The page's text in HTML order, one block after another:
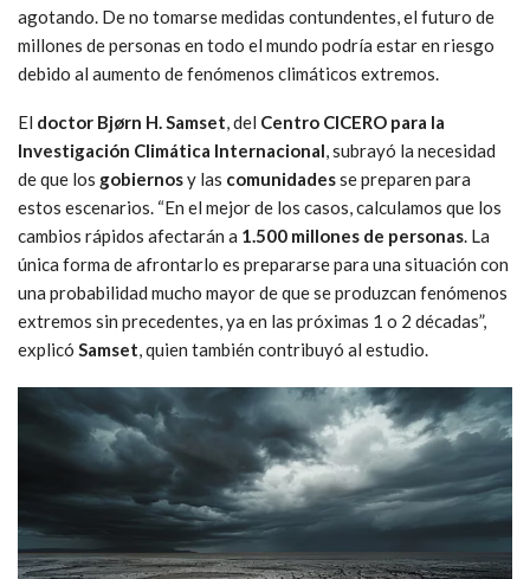
agotando. De no tomarse medidas contundentes, el futuro de
millones de personas en todo el mundo podría estar en riesgo
debido al aumento de fenómenos climáticos extremos.
El doctor Bjørn H. Samset, del Centro CICERO para la
Investigación Climática Internacional, subrayó la necesidad
de que los gobiernosy las comunidadesse preparen para
estos escenarios. “En el mejor de los casos, calculamos que los
cambios rápidos afectarán a 1.500 millones de personas. La
única forma de afrontarlo es prepararse para una situación con
una probabilidad mucho mayor de que se produzcan fenómenos
extremos sin precedentes, ya en las próximas 1 o 2 décadas”,
explicó Samset, quien también contribuyó al estudio.